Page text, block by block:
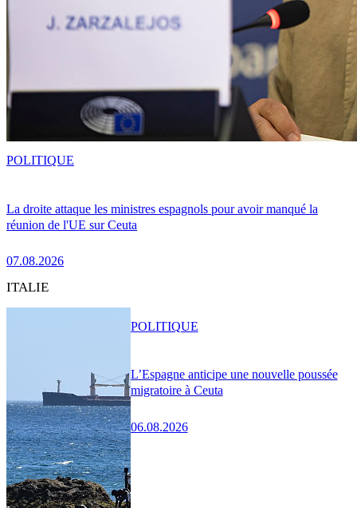
La droite attaque les ministres espagnols pour avoir manqué la
réunion de l'UE sur Ceuta
07.08.2026
POLITIQUE
ITALIE
L’Espagne anticipe une nouvelle poussée
migratoire à Ceuta
06.08.2026
POLITIQUE